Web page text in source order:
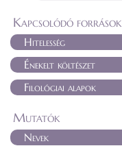
Kapcsolódó források
Hitelesség
Énekelt költészet
Filológiai alapok
Mutatók
Nevek